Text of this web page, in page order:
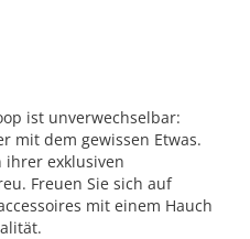
ist unverwechselbar:
mit dem gewissen Etwas.
ihrer exklusiven
Freuen Sie sich auf
mit einem Hauch